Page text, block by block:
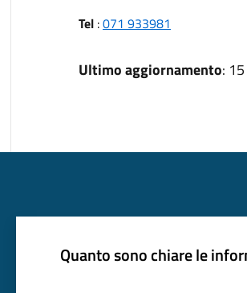
Tel:071 933981
Ultimo aggiornamento:
Quanto sono chiare le